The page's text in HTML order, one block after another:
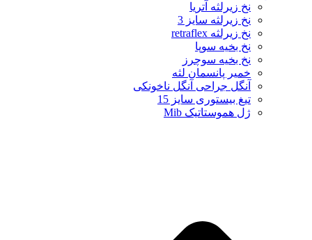
نخ زیرلثه آتریا
نخ زیرلثه سایز 3
نخ زیرلثه retraflex
نخ بخیه سوپا
نخ بخیه سوچرز
خمیر پانسمان لثه
آنگل جراحی آنگل ناخونکی
تیغ بیستوری سایز 15
ژل هموستاتیک Mib